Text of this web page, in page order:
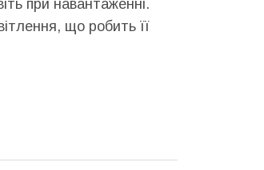
при навантаженні.
що робить її